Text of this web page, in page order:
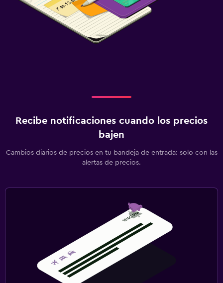
Recibe notificaciones cuando los precios
bajen
Cambios diarios de precios en tu bandeja de entrada: solo con las
alertas de precios.